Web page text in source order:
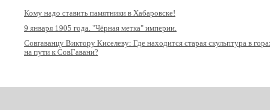
Кому надо ставить памятники в Хабаровске!
9 января 1905 года. "Чёрная метка" империи.
Совгаванцу Виктору Киселеву: Где находится старая скульптура в
на пути к СовГавани?